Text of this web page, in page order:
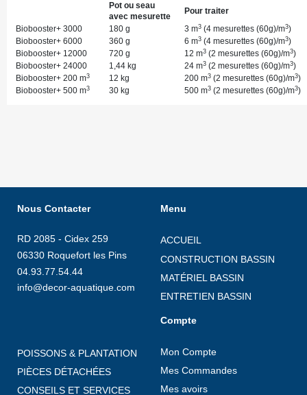
Pot ou seau
avec mesurette
Pour traiter
Biobooster+ 3000
180 g 3 m3 (4 mesurettes (60g)/m3)
Biobooster+ 6000
360 g 6 m3 (4 mesurettes (60g)/m3)
Biobooster+ 12000
720 g 12 m3 (2 mesurettes (60g)/m3)
Biobooster+ 24000
1,44 kg 24 m3 (2 mesurettes (60g)/m3)
Biobooster+ 200 m3 12 kg 200 m3 (2 mesurettes (60g)/m3)
Biobooster+ 500 m3 30 kg 500 m3 (2 mesurettes (60g)/m3)
Nous Contacter
RD 2085 - Cidex 259
06330 Roquefort les Pins
04.93.77.54.44
info@decor-aquatique.com
Menu
ACCUEIL
CONSTRUCTION BASSIN
MATÉRIEL BASSIN
ENTRETIEN BASSIN
POISSONS & PLANTATION
PIÈCES DÉTACHÉES
CONSEILS ET SERVICES
Compte
Mon Compte
Mes Commandes
Mes avoirs